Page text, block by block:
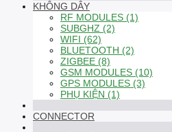
KHÔNG DÂY
RF MODULES (1)
SUBGHZ (2)
WIFI (62)
BLUETOOTH (2)
ZIGBEE (8)
GSM MODULES (10)
GPS MODULES (3)
PHỤ KIỆN (1)
CONNECTOR